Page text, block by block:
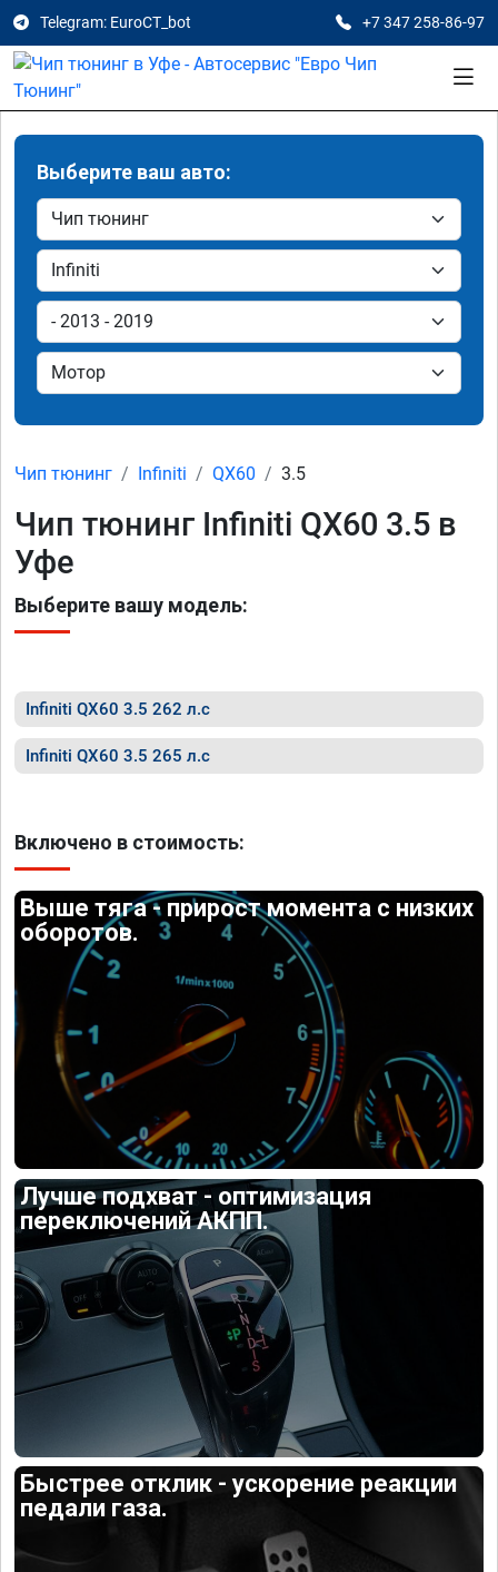
Telegram: EuroCT_bot +7 347 258-86-97
Выберите ваш авто:
Чип тюнинг Infiniti QX60 3.5
Чип тюнинг Infiniti QX60 3.5 в
Уфе
Выберите вашу модель:
Infiniti QX60 3.5 262 л.с
Infiniti QX60 3.5 265 л.с
Включено в стоимость:
Выше тяга - прирост момента с низких
оборотов.
Лучше подхват - оптимизация
переключений АКПП.
Быстрее отклик - ускорение реакции
педали газа.